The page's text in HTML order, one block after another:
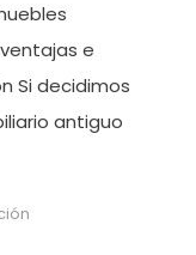
e
Si decidimos
antiguo